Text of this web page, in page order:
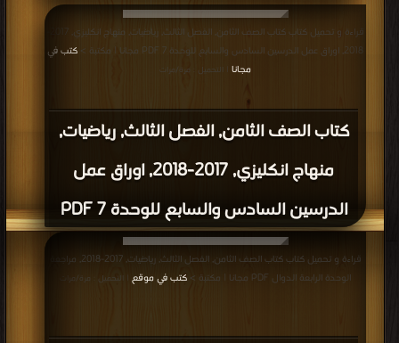
كتاب الصف الثامن, الفصل الثالث, رياضيات,
منهاج انكليزي, 2017-2018, اوراق عمل
الدرسين السادس والسابع للوحدة 7 PDF
2018, اوراق عمل الدرسين السادس والسابع للوحدة 7 PDF مجانا | مكتبة >
كتب في
مجانا | التحميل : مرة/مرات
قراءة و تحميل كتاب كتاب الصف الثامن, الفصل الثالث, رياضيات, 2017-2018, مراجعة
الوحدة الرابعة الدوال PDF مجانا | مكتبة >
كتب في موقع | التحميل : مرة/مرات